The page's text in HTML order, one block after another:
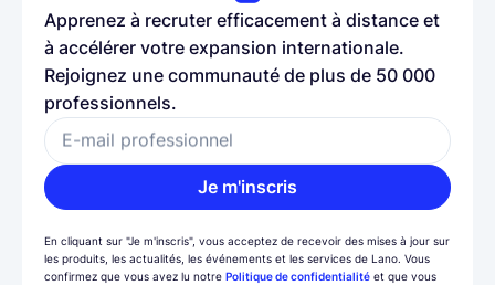
Apprenez à recruter efficacement à distance et
à accélérer votre expansion internationale.
Rejoignez une communauté de plus de 50 000
professionnels.
E-mail professionnel
Je m'inscris
En cliquant sur "Je m'inscris", vous acceptez de recevoir des mises à jour sur
les produits, les actualités, les événements et les services de Lano. Vous
confirmez que vous avez lu notre Politique de confidentialité et que vous